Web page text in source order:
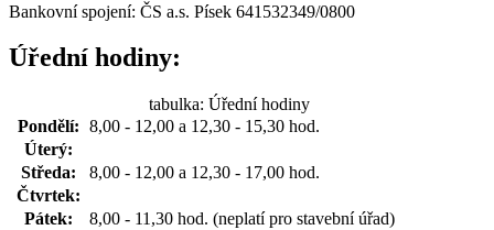
Bankovní spojení: ČS a.s. Písek 641532349/0800
Úřední hodiny:
tabulka: Úřední hodiny
Pondělí: 8,00 - 12,00 a 12,30 - 15,30 hod.
Úterý:
Středa:
8,00 - 12,00 a 12,30 - 17,00 hod.
Čtvrtek:
Pátek:
8,00 - 11,30 hod. (neplatí pro stavební úřad)